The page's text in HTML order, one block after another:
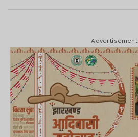
Advertisement